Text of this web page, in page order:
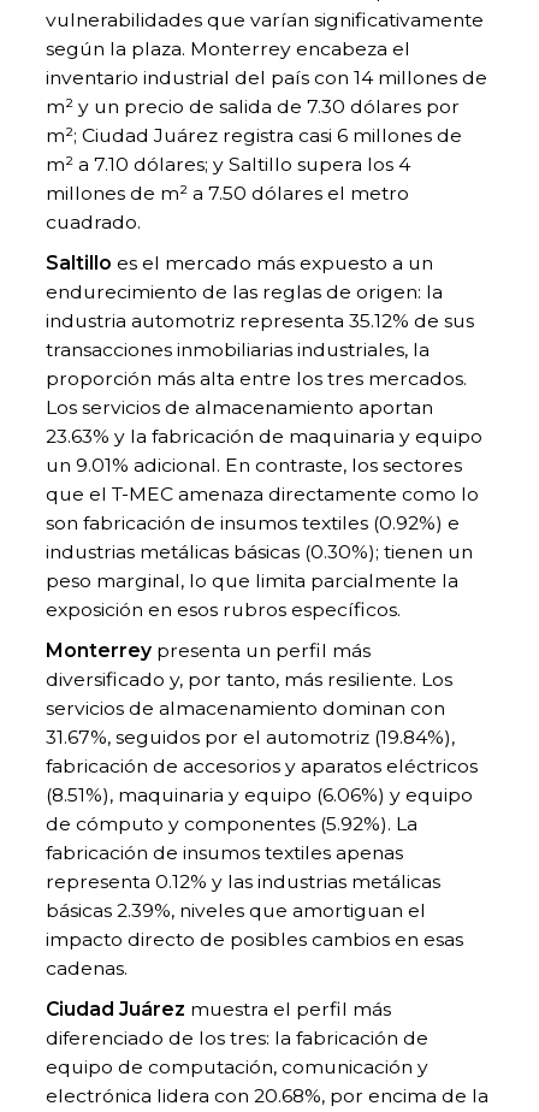
vulnerabilidades que varían significativamente
según la plaza. Monterrey encabeza el
inventario industrial del país con 14 millones de
m² y un precio de salida de 7.30 dólares por
m²; Ciudad Juárez registra casi 6 millones de
m² a 7.10 dólares; y Saltillo supera los 4
millones de m² a 7.50 dólares el metro
cuadrado.
Saltilloes el mercado más expuesto a un
endurecimiento de las reglas de origen: la
industria automotriz representa 35.12% de sus
transacciones inmobiliarias industriales, la
proporción más alta entre los tres mercados.
Los servicios de almacenamiento aportan
23.63% y la fabricación de maquinaria y equipo
un 9.01% adicional. En contraste, los sectores
que el T-MEC amenaza directamente como lo
son fabricación de insumos textiles (0.92%) e
industrias metálicas básicas (0.30%); tienen un
peso marginal, lo que limita parcialmente la
exposición en esos rubros específicos.
Monterrey presenta un perfil más
diversificado y, por tanto, más resiliente. Los
servicios de almacenamiento dominan con
31.67%, seguidos por el automotriz (19.84%),
fabricación de accesorios y aparatos eléctricos
(8.51%), maquinaria y equipo (6.06%) y equipo
de cómputo y componentes (5.92%). La
fabricación de insumos textiles apenas
representa 0.12% y las industrias metálicas
básicas 2.39%, niveles que amortiguan el
impacto directo de posibles cambios en esas
cadenas.
Ciudad Juárez muestra el perfil más
diferenciado de los tres: la fabricación de
equipo de computación, comunicación y
electrónica lidera con 20.68%, por encima de la